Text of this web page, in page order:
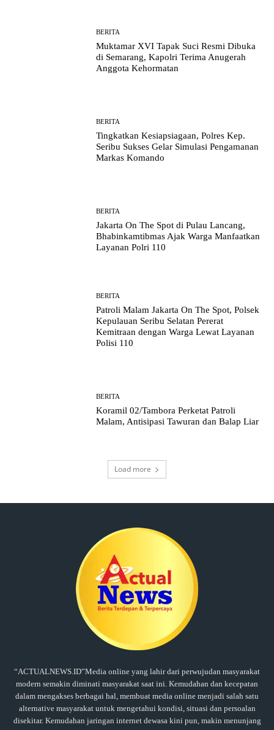
BERITA
Muktamar XVI Tapak Suci Resmi Dibuka
di Semarang, Kapolri Terima Anugerah
Anggota Kehormatan
BERITA
Tingkatkan Kesiapsiagaan, Polres Kep.
Seribu Sukses Gelar Simulasi Pengamanan
Markas Komando
BERITA
Jakarta On The Spot di Pulau Lancang,
Bhabinkamtibmas Ajak Warga Manfaatkan
Layanan Polri 110
BERITA
Patroli Malam Jakarta On The Spot, Polsek
Kepulauan Seribu Selatan Pererat
Kemitraan dengan Warga Lewat Layanan
Polisi 110
BERITA
Koramil 02/Tambora Perketat Patroli
Malam, Antisipasi Tawuran dan Balap Liar
Load more
“ACTUALNEWS.ID”Media online yang lahir dari perwujudan masyarakat
modern semakin diminati masyarakat saat ini. Kemudahan dan kecepatan
dalam mengakses berbagai hal, membuat media online menjadi salah satu
alternative masyarakat untuk mengetahui kondisi, situasi dan persoalan
disekitar. Kemudahan jaringan internet dewasa kini pun, makin menunjang